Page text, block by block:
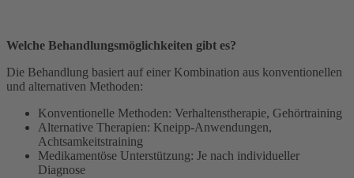
Welche Behandlungsmöglichkeiten gibt es?
Die Behandlung basiert auf einer Kombination aus konventionellen
und alternativen Methoden:
Konventionelle Methoden: Verhaltenstherapie, Gehörtraining
Alternative Therapien: Kneipp-Anwendungen,
Achtsamkeitstraining
Medikamentöse Unterstützung: Je nach individueller
Diagnose